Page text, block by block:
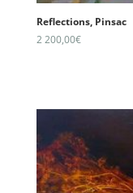
Reflections, Pinsac
2 200,00€